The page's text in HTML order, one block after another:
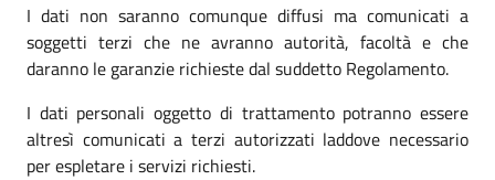
I dati non saranno comunque diffusi ma comunicati a
soggetti terzi che ne avranno autorità, facoltà e che
daranno le garanzie richieste dal suddetto Regolamento.
I dati personali oggetto di trattamento potranno essere
altresì comunicati a terzi autorizzati laddove necessario
per espletare i servizi richiesti.